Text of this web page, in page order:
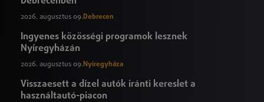
2026. augusztus 09.Debrecen
Ingyenes közösségi programok lesznek
Nyíregyházán
2026. augusztus 09. Nyíregyháza
Visszaesett a dízel autók iránti kereslet a
használtautó-piacon